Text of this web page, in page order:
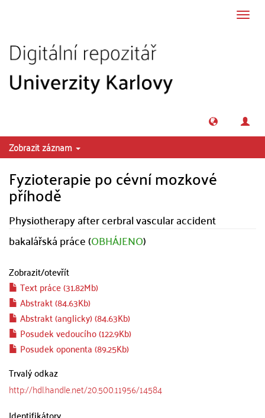
Zobrazit záznam
Fyzioterapie po cévní mozkové
příhodě
Physiotherapy after cerbral vascular accident
bakalářská práce (OBHÁJENO)
Zobrazit/otevřít
Text práce (31.82Mb)
Abstrakt (84.63Kb)
Abstrakt (anglicky) (84.63Kb)
Posudek vedoucího (122.9Kb)
Posudek oponenta (89.25Kb)
Trvalý odkaz
http://hdl.handle.net/20.500.11956/14584